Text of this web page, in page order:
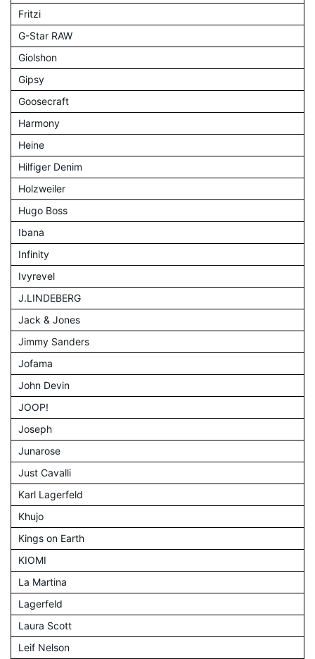
Fritzi
G-Star RAW
Giolshon
Gipsy
Goosecraft
Harmony
Heine
Hilfiger Denim
Holzweiler
Hugo Boss
Ibana
Infinity
Ivyrevel
J.LINDEBERG
Jack & Jones
Jimmy Sanders
Jofama
John Devin
JOOP!
Joseph
Junarose
Just Cavalli
Karl Lagerfeld
Khujo
Kings on Earth
KIOMI
La Martina
Lagerfeld
Laura Scott
Leif Nelson